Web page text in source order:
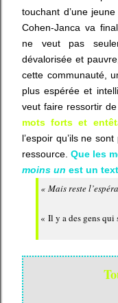
touchant d’une
Cohen-Janca va
ne veut pas
dévalorisée et
cette communauté,
plus espérée et
veut faire ressortir
mots forts et
l’espoir qu’ils ne
ressource.Que les
moins un est un
« Mais reste
« Il y a des gens qui